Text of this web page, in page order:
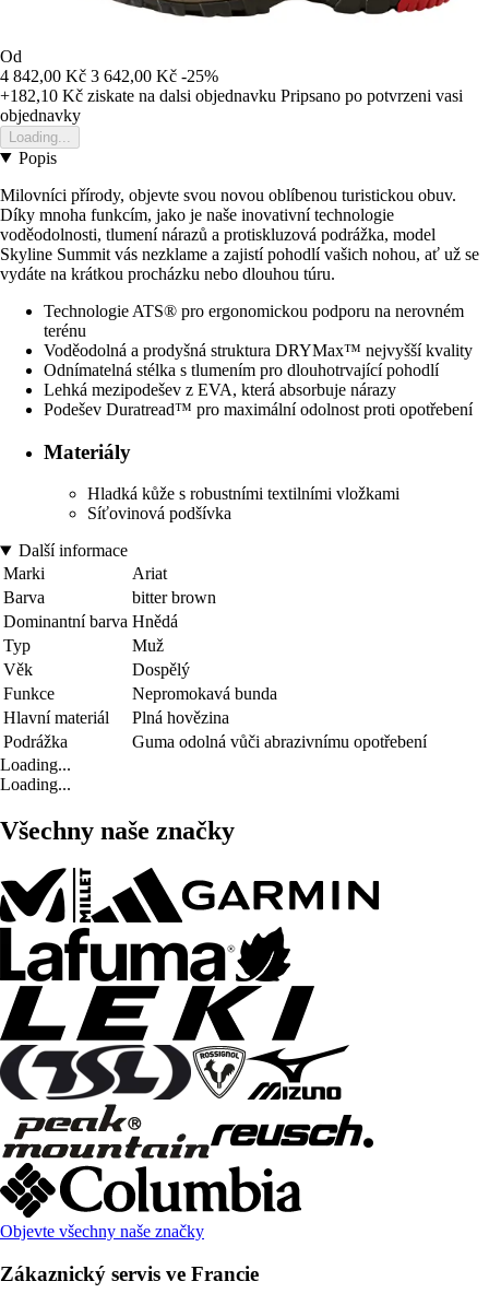
Od
4 842,00 Kč 3 642,00 Kč -25%
+182,10 Kč ziskate na dalsi objednavku Pripsano po potvrzeni vasi
objednavky
Loading...
Popis
Milovníci přírody, objevte svou novou oblíbenou turistickou obuv.
Díky mnoha funkcím, jako je naše inovativní technologie
voděodolnosti, tlumení nárazů a protiskluzová podrážka, model
Skyline Summit vás nezklame a zajistí pohodlí vašich nohou, ať už se
vydáte na krátkou procházku nebo dlouhou túru.
Technologie ATS® pro ergonomickou podporu na nerovném
terénu
Voděodolná a prodyšná struktura DRYMax™ nejvyšší kvality
Odnímatelná stélka s tlumením pro dlouhotrvající pohodlí
Lehká mezipodešev z EVA, která absorbuje nárazy
Podešev Duratread™ pro maximální odolnost proti opotřebení
Materiály
Hladká kůže s robustními textilními vložkami
Síťovinová podšívka
Další informace
Marki
Ariat
Barva
bitter brown
Dominantní barva Hnědá
Typ
Muž
Věk
Dospělý
Funkce
Nepromokavá bunda
Hlavní materiál
Plná hovězina
Podrážka
Guma odolná vůči abrazivnímu opotřebení
Loading...
Loading...
Všechny naše značky
Objevte všechny naše značky
Zákaznický servis ve Francie